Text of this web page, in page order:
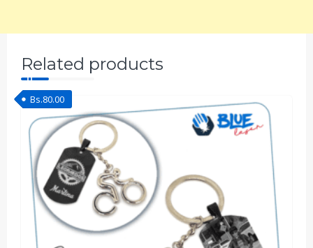
Related products
Bs.80.00